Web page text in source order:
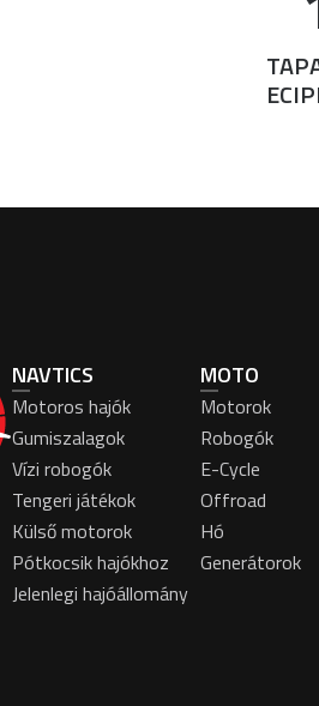
NAVTICS
Motoros hajók
Gumiszalagok
Vízi robogók
Tengeri játékok
Külső motorok
Pótkocsik hajókhoz
Jelenlegi hajóállomány
MOTO
Motorok
Robogók
E-Cycle
Offroad
Hó
Generátorok